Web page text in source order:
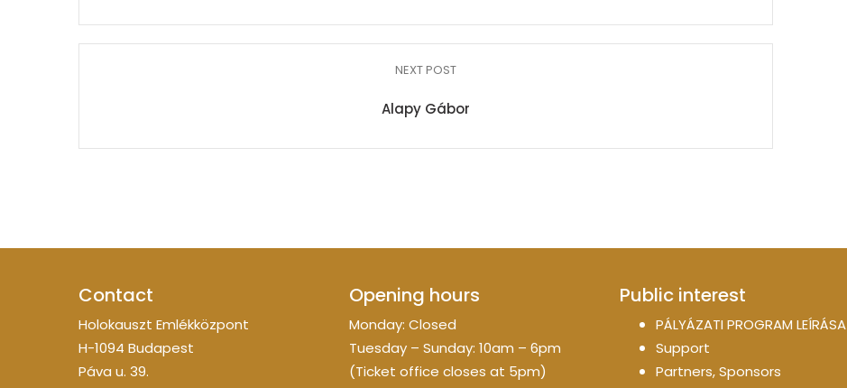
NEXT POST
Alapy Gábor
Contact
Holokauszt Emlékközpont
H-1094 Budapest
Páva u. 39.
Opening hours
Monday: Closed
Tuesday – Sunday: 10am – 6pm
(Ticket office closes at 5pm)
Public interest
PÁLYÁZATI PROGRAM LEÍRÁSA
Support
Partners, Sponsors